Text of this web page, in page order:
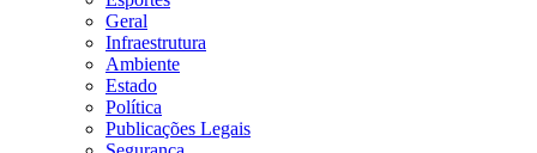
Geral
Infraestrutura
Ambiente
Estado
Política
Publicações Legais